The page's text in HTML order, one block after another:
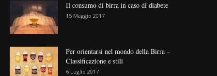
Il consumo di birra in caso di diabete
15 Maggio 2017
Per orientarsi nel mondo della Birra –
Classificazione e stili
6 Luglio 2017